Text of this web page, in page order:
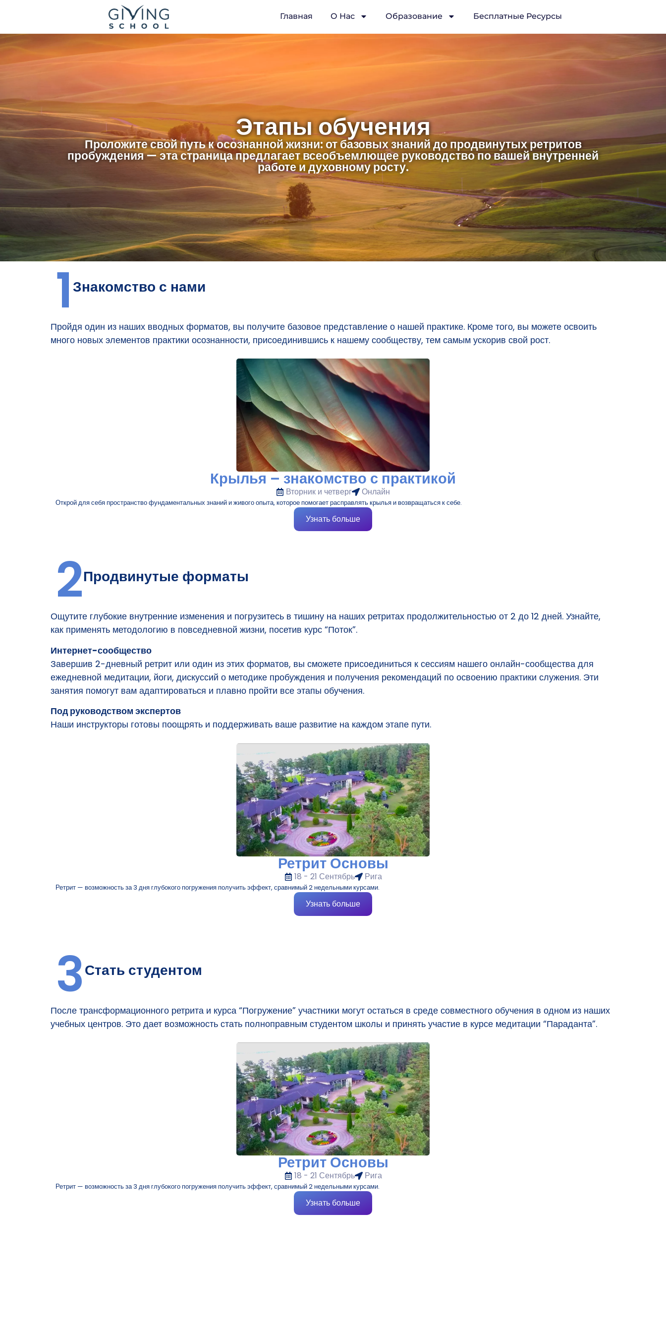
Главная О Нас Образование Бесплатные Ресурсы
Этапы обучения
Проложите свой путь к осознанной жизни: от базовых знаний до продвинутых ретритов
пробуждения — эта страница предлагает всеобъемлющее руководство по вашей внутренней
работе и духовному росту.
Знакомство с нами
1
Пройдя один из наших вводных форматов, вы получите базовое представление о нашей практике. Кроме того, вы можете освоить
много новых элементов практики осознанности, присоединившись к нашему сообществу, тем самым ускорив свой рост.
Крылья – знакомство с практикой
Вторник и четверг Онлайн
Открой для себя пространство фундаментальных знаний и живого опыта, которое помогает расправлять крылья и возвращаться к себе.
Узнать больше
Продвинутые форматы
2
Ощутите глубокие внутренние изменения и погрузитесь в тишину на наших ретритах продолжительностью от 2 до 12 дней. Узнайте,
как применять методологию в повседневной жизни, посетив курс “Поток”.
Интернет-сообщество
Завершив 2-дневный ретрит или один из этих форматов, вы сможете присоединиться к сессиям нашего онлайн-сообщества для
ежедневной медитации, йоги, дискуссий о методике пробуждения и получения рекомендаций по освоению практики служения. Эти
занятия помогут вам адаптироваться и плавно пройти все этапы обучения.
Под руководством экспертов
Наши инструкторы готовы поощрять и поддерживать ваше развитие на каждом этапе пути.
Ретрит Основы
18 - 21 Сентябрь Рига
Ретрит — возможность за 3 дня глубокого погружения получить эффект, сравнимый 2 недельными курсами.
Узнать больше
Стать студентом
3
После трансформационного ретрита и курса “Погружение” участники могут остаться в среде совместного обучения в одном из наших
учебных центров. Это дает возможность стать полноправным студентом школы и принять участие в курсе медитации “Параданта”.
Ретрит Основы
18 - 21 Сентябрь Рига
Ретрит — возможность за 3 дня глубокого погружения получить эффект, сравнимый 2 недельными курсами.
Узнать больше